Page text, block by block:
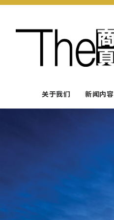
关于我们 新闻内容